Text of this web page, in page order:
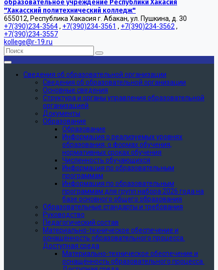
образовательное учреждение Республики Хакасия
"Хакасский политехнический колледж"
655012, Республика Хакасия г. Абакан, ул. Пушкина, д. 30
+7(390)234-3564, +7(390)234-3561 , +7(390)234-3562 ,
+7(390)234-3557
kollege@r-19.ru
Сведения об образовательной организации
Сведения об образовательной организации
Основные сведения
Структура и органы управления образовательной
организацией
Документы
Образование
Образование
Информация о реализуемых уровнях
образования, о формах обучения,
нормативных сроках обучения
Численность обучающихся
Информация по образовательным
программам
Информация по образовательным
программам для групп набора 2026 года на
базе основного общего образования
Образовательные стандарты и требования
Руководство
Педагогический состав
Материально-техническое обеспечение и
оснащённость образовательного процесса.
Доступная среда
Материально-техническое обеспечение и
оснащённость образовательного процесса.